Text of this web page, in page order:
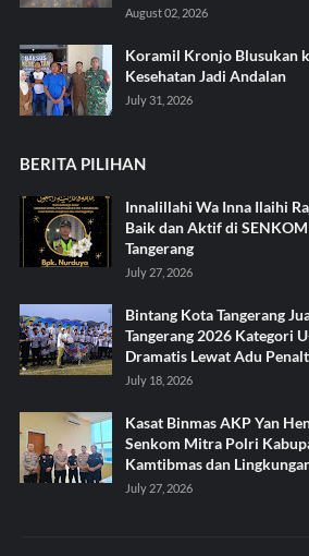
August 02, 2026
Koramil Kronjo Blusukan
Kesehatan Jadi Andalan ‎
July 31, 2026
BERITA PILIHAN
Innalillahi Wa Inna Ilaihi
Baik dan Aktif di
Tangerang
July 27, 2026
Bintang Kota Tangerang
Tangerang 2026 Kategori
Dramatis Lewat Adu
July 18, 2026
Kasat Binmas AKP Yan
Senkom Mitra Polri
Kamtibmas dan
July 27, 2026